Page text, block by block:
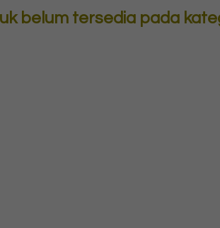
belum tersedia pada